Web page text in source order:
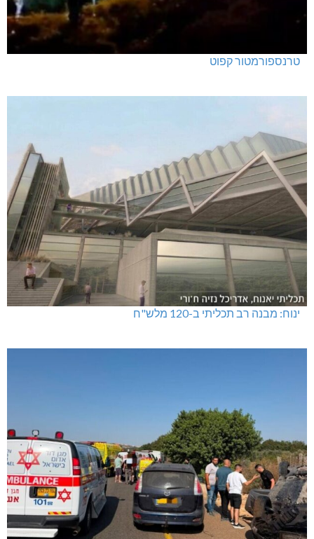
טרנספורמטור קפוט
ינוח: מבנה רב תכליתי ב-120 מלש"ח